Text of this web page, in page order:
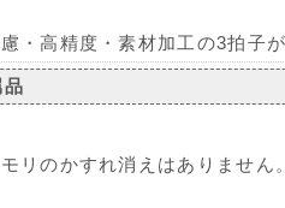
・高精度・素材加工の3拍子
品
リのかすれ消えはありません